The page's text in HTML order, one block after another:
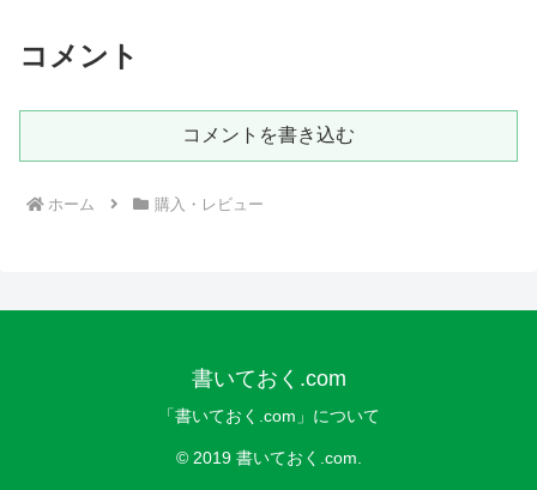
コメント
コメントを書き込む
ホーム 購入・レビュー
書いておく.com
「書いておく.com」について
© 2019 書いておく.com.